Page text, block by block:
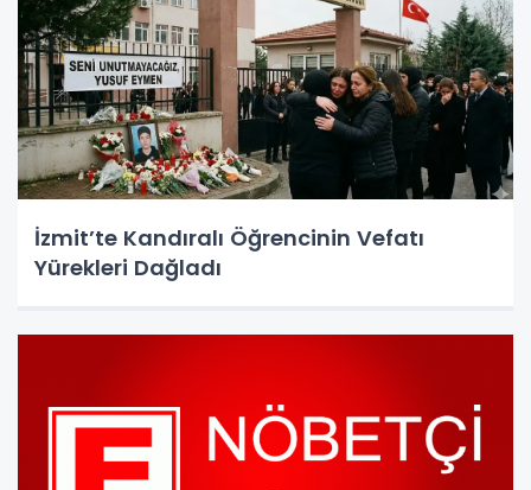
İzmit’te Kandıralı Öğrencinin Vefatı
Yürekleri Dağladı